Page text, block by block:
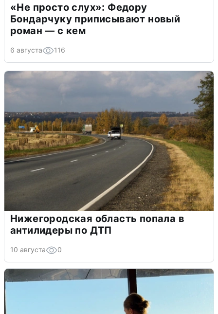
«Не просто слух»: Федору
Бондарчуку приписывают новый
роман — с кем
6 августа 116
Нижегородская область попала в
антилидеры по ДТП
10 августа 0